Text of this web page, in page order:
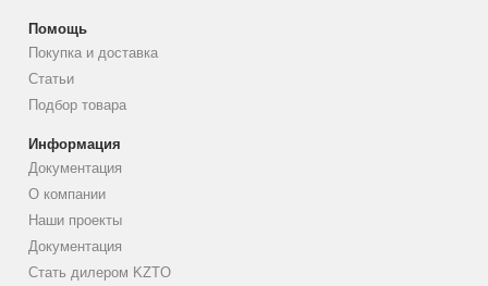
Помощь
Покупка и доставка
Статьи
Подбор товара
Информация
Документация
О компании
Наши проекты
Документация
Стать дилером KZTO